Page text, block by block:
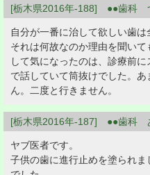
[栃木県2016年-188] ●●歯科
自分が一番に治して欲しい歯は
それは何故なのか理由を聞い
して気になったのは、診療前
で話していて筒抜けでした。
ん。二度と行きません。
[栃木県2016年-187] ●●歯科
ヤブ医者です。
子供の歯に進行止めを塗られ